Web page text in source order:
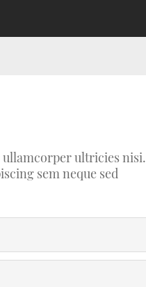
ullamcorper ultricies nisi.
sem neque sed